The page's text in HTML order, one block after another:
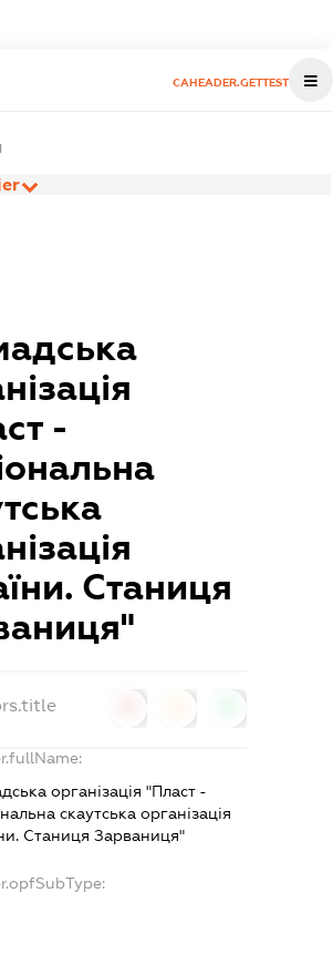
CAHEADER.GETTEST
-
Станиця
організація "Пласт -
скаутська організація
Станиця Зарваниця"